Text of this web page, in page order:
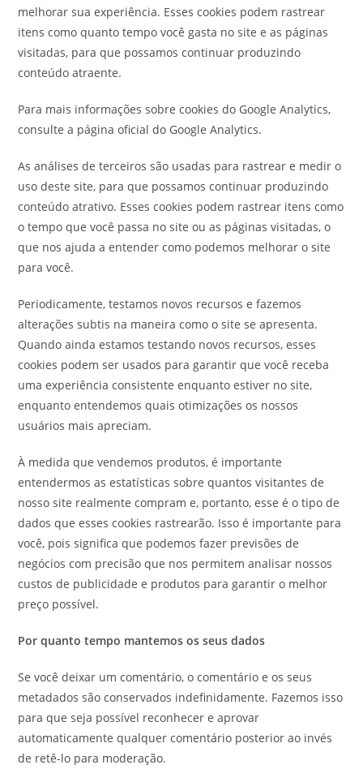
melhorar sua experiência. Esses cookies podem rastrear
itens como quanto tempo você gasta no site e as páginas
visitadas, para que possamos continuar produzindo
conteúdo atraente.
Para mais informações sobre cookies do Google Analytics,
consulte a página oficial do Google Analytics.
As análises de terceiros são usadas para rastrear e medir o
uso deste site, para que possamos continuar produzindo
conteúdo atrativo. Esses cookies podem rastrear itens como
o tempo que você passa no site ou as páginas visitadas, o
que nos ajuda a entender como podemos melhorar o site
para você.
Periodicamente, testamos novos recursos e fazemos
alterações subtis na maneira como o site se apresenta.
Quando ainda estamos testando novos recursos, esses
cookies podem ser usados ​​para garantir que você receba
uma experiência consistente enquanto estiver no site,
enquanto entendemos quais otimizações os nossos
usuários mais apreciam.
À medida que vendemos produtos, é importante
entendermos as estatísticas sobre quantos visitantes de
nosso site realmente compram e, portanto, esse é o tipo de
dados que esses cookies rastrearão. Isso é importante para
você, pois significa que podemos fazer previsões de
negócios com precisão que nos permitem analisar nossos
custos de publicidade e produtos para garantir o melhor
preço possível.
Por quanto tempo mantemos os seus dados
Se você deixar um comentário, o comentário e os seus
metadados são conservados indefinidamente. Fazemos isso
para que seja possível reconhecer e aprovar
automaticamente qualquer comentário posterior ao invés
de retê-lo para moderação.